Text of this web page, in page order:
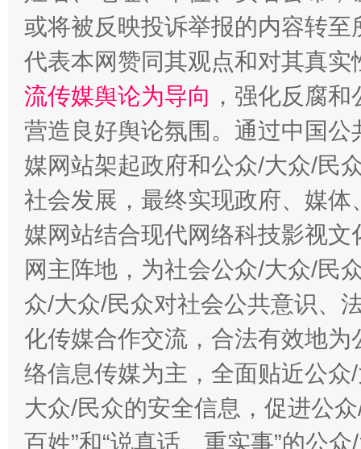
这是一记警钟！ 谢
在谋一域中谋全局
今
或将被反映投诉举报的内容转
代表本网赞同其观点和对其真实
流传媒舆论为导向 ，强化反腐
营造良好舆论氛围。通过中国
媒网站架起政府和公众/大众/民
社会发展，最终实现政府、媒
媒网站结合现代网络科技影视
网主阵地，为社会公众/大众/民
众/大众/民众对社会公共意识、
化传媒合作交流，合法有效地
络信息传媒为主，全面贴近公
大众/民众的安全信息，促进公
百姓”和“说真话、重实事”的公